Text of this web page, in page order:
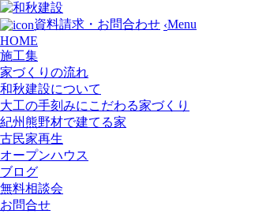
資料請求・お問合わせ ‹Menu
HOME
施工集
家づくりの流れ
和秋建設について
大工の手刻みにこだわる家づくり
紀州熊野材で建てる家
古民家再生
オープンハウス
ブログ
無料相談会
お問合せ